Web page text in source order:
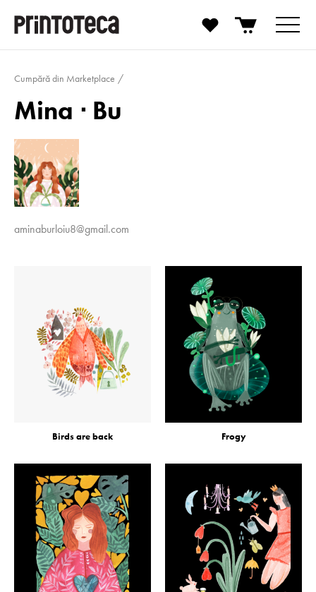
Cumpără din Marketplace
Mina ⋅ Bu
aminaburloiu8@gmail.com
Birds are back Frogy